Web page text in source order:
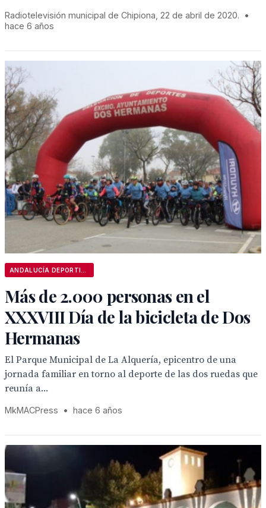
Radiotelevisión municipal de Chipiona, 22 de abril de 2020.
•
hace 6 años
Más de 2.000 personas en el
XXXVIII Día de la bicicleta de Dos
Hermanas
El Parque Municipal de La Alquería, epicentro de una
jornada familiar en torno al deporte de las dos ruedas que
reunía a...
MkMACPress • hace 6 años